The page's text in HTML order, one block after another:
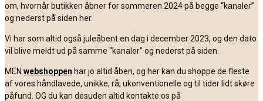
om, hvornår butikken åbner for sommeren 2024 på begge “kanaler”
og nederst på siden her.
Vi har som altid også juleåbent en dag i december 2023, og den dato
vil blive meldt ud på samme “kanaler” og nederst på siden.
MEN webshoppen har jo altid åben, og her kan du shoppe de fleste
af vores håndlavede, unikke, rå, ukonventionelle og til tider lidt skøre
påfund. OG du kan desuden altid kontakte os på